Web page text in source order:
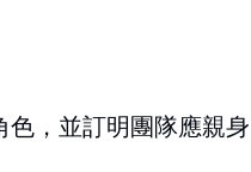
，並訂明團隊應親身